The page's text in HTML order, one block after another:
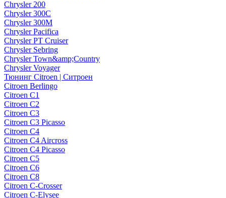
Chrysler 200
Chrysler 300C
Chrysler 300M
Chrysler Pacifica
Chrysler PT Cruiser
Chrysler Sebring
Chrysler Town&amp;Country
Chrysler Voyager
Тюнинг Citroen | Ситроен
Citroen Berlingo
Citroen C1
Citroen C2
Citroen C3
Citroen C3 Picasso
Citroen C4
Citroen C4 Aircross
Citroen C4 Picasso
Citroen C5
Citroen C6
Citroen C8
Citroen C-Crosser
Citroen C-Elysee